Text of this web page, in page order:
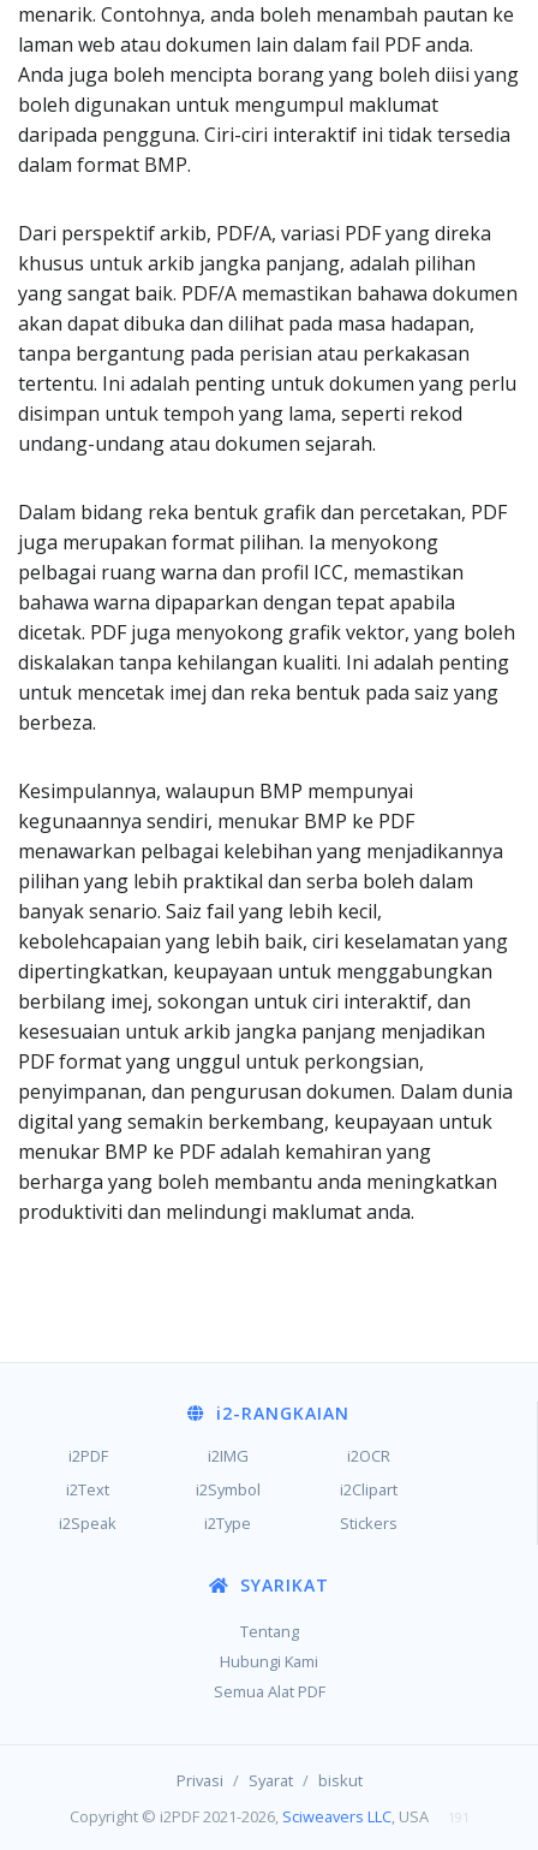
menarik. Contohnya, anda boleh menambah pautan ke
laman web atau dokumen lain dalam fail PDF anda.
Anda juga boleh mencipta borang yang boleh diisi yang
boleh digunakan untuk mengumpul maklumat
daripada pengguna. Ciri-ciri interaktif ini tidak tersedia
dalam format BMP.
Dari perspektif arkib, PDF/A, variasi PDF yang direka
khusus untuk arkib jangka panjang, adalah pilihan
yang sangat baik. PDF/A memastikan bahawa dokumen
akan dapat dibuka dan dilihat pada masa hadapan,
tanpa bergantung pada perisian atau perkakasan
tertentu. Ini adalah penting untuk dokumen yang perlu
disimpan untuk tempoh yang lama, seperti rekod
undang-undang atau dokumen sejarah.
Dalam bidang reka bentuk grafik dan percetakan, PDF
juga merupakan format pilihan. Ia menyokong
pelbagai ruang warna dan profil ICC, memastikan
bahawa warna dipaparkan dengan tepat apabila
dicetak. PDF juga menyokong grafik vektor, yang boleh
diskalakan tanpa kehilangan kualiti. Ini adalah penting
untuk mencetak imej dan reka bentuk pada saiz yang
berbeza.
Kesimpulannya, walaupun BMP mempunyai
kegunaannya sendiri, menukar BMP ke PDF
menawarkan pelbagai kelebihan yang menjadikannya
pilihan yang lebih praktikal dan serba boleh dalam
banyak senario. Saiz fail yang lebih kecil,
kebolehcapaian yang lebih baik, ciri keselamatan yang
dipertingkatkan, keupayaan untuk menggabungkan
berbilang imej, sokongan untuk ciri interaktif, dan
kesesuaian untuk arkib jangka panjang menjadikan
PDF format yang unggul untuk perkongsian,
penyimpanan, dan pengurusan dokumen. Dalam dunia
digital yang semakin berkembang, keupayaan untuk
menukar BMP ke PDF adalah kemahiran yang
berharga yang boleh membantu anda meningkatkan
produktiviti dan melindungi maklumat anda.
i2-RANGKAIAN
i2PDF i2IMG
i2OCR
i2Text
i2Symbol
i2Clipart
i2Speak
i2Type Stickers
SYARIKAT
Tentang
Hubungi Kami
Semua Alat PDF
Privasi / Syarat / biskut
Copyright © i2PDF 2021-2026, Sciweavers LLC, USA 191